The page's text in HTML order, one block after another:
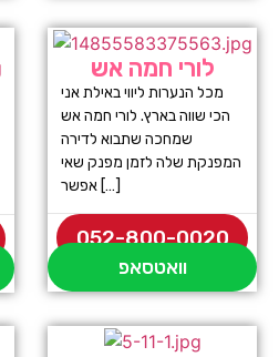
לורי חמה אש
מכל הנערות ליווי באילת אני
הכי שווה בארץ. לורי חמה אש
שמחכה שתבוא לדירה
המפנקת שלה לזמן מפנק שאי
אפשר […]
052-800-0020
וואטסאפ